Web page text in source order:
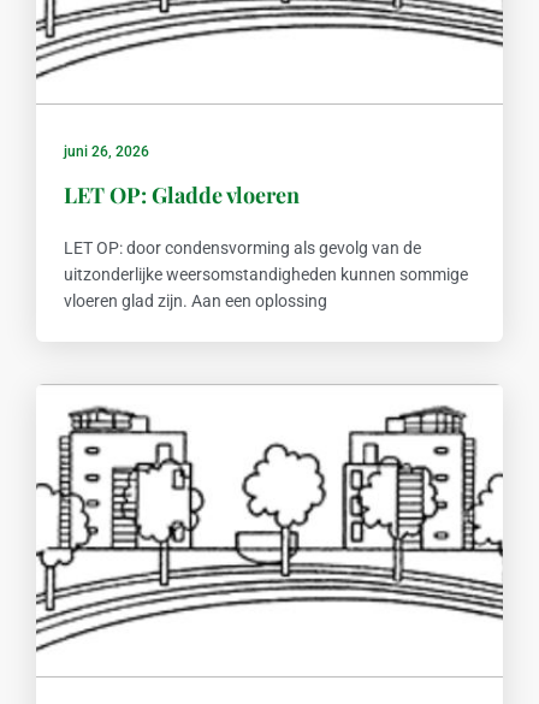
juni 26, 2026
LET OP: Gladde vloeren
LET OP: door condensvorming als gevolg van de
uitzonderlijke weersomstandigheden kunnen sommige
vloeren glad zijn. Aan een oplossing